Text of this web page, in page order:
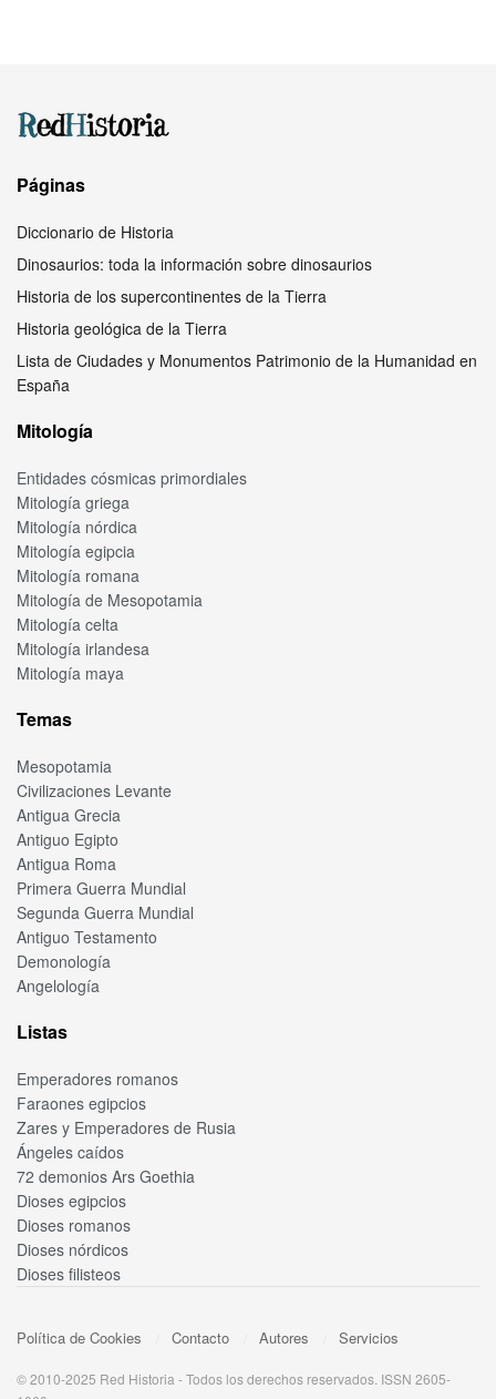
Páginas
Diccionario de Historia
Dinosaurios: toda la información sobre dinosaurios
Historia de los supercontinentes de la Tierra
Historia geológica de la Tierra
Lista de Ciudades y Monumentos Patrimonio de la Humanidad en
España
Mitología
Entidades cósmicas primordiales
Mitología griega
Mitología nórdica
Mitología egipcia
Mitología romana
Mitología de Mesopotamia
Mitología celta
Mitología irlandesa
Mitología maya
Temas
Mesopotamia
Civilizaciones Levante
Antigua Grecia
Antiguo Egipto
Antigua Roma
Primera Guerra Mundial
Segunda Guerra Mundial
Antiguo Testamento
Demonología
Angelología
Listas
Emperadores romanos
Faraones egipcios
Zares y Emperadores de Rusia
Ángeles caídos
72 demonios Ars Goethia
Dioses egipcios
Dioses romanos
Dioses nórdicos
Dioses filisteos
Política de Cookies Contacto Autores Servicios
© 2010-2025 Red Historia - Todos los derechos reservados. ISSN 2605-